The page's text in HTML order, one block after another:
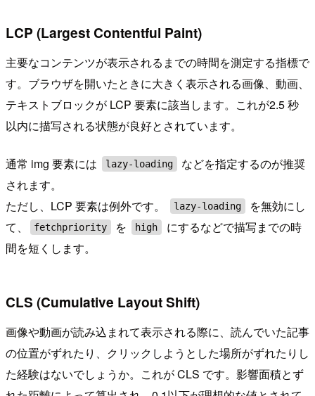
LCP (Largest Contentful Paint)
主要なコンテンツが表示されるまでの時間を測定する指標で
す。ブラウザを開いたときに大きく表示される画像、動画、
テキストブロックが LCP 要素に該当します。これが2.5 秒
以内に描写される状態が良好とされています。
通常 img 要素には lazy-loading
などを指定するのが推奨
されます。
ただし、LCP 要素は例外です。
lazy-loading
を無効にし
て、
fetchpriority を high
にするなどで描写までの時
間を短くします。
CLS (Cumulative Layout Shift)
画像や動画が読み込まれて表示される際に、読んでいた記事
の位置がずれたり、クリックしようとした場所がずれたりし
た経験はないでしょうか。これが CLS です。影響面積とず